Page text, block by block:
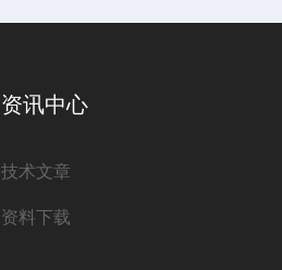
资讯中心
技术文章
资料下载